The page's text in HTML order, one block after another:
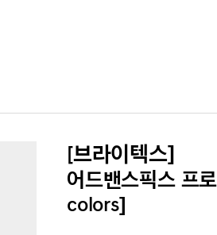
[브라이텍스]
어드밴스픽스 프
colors]